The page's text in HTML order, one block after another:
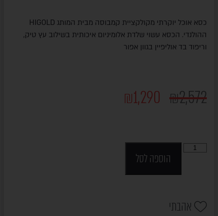
כסא אוכל יוקרתי מקולקציית קמבוסה מבית המותג HIGOLD
ההולנדי. הכסא עשוי שלדת אלומיניום איכותית בשילוב עץ טיק,
וריפוד בד אוליפיין בגוון אפור
₪2,572
₪1,290
הוספה לסל
אהבתי